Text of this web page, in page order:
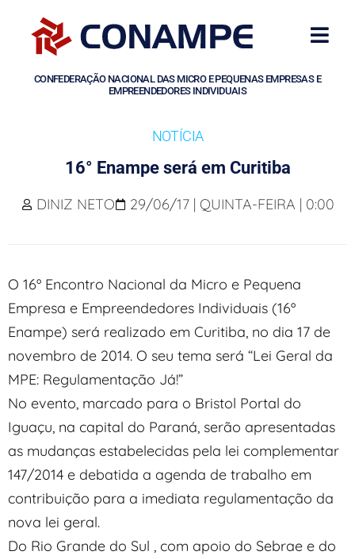
CONFEDERAÇÃO NACIONAL DAS MICRO E PEQUENAS EMPRESAS E
EMPREENDEDORES INDIVIDUAIS
NOTÍCIA
16° Enampe será em Curitiba
DINIZ NETO 29/06/17 | QUINTA-FEIRA | 0:00
O 16º Encontro Nacional da Micro e Pequena
Empresa e Empreendedores Individuais (16º
Enampe) será realizado em Curitiba, no dia 17 de
novembro de 2014. O seu tema será “Lei Geral da
MPE: Regulamentação Já!”
No evento, marcado para o Bristol Portal do
Iguaçu, na capital do Paraná, serão apresentadas
as mudanças estabelecidas pela lei complementar
147/2014 e debatida a agenda de trabalho em
contribuição para a imediata regulamentação da
nova lei geral.
Do Rio Grande do Sul , com apoio do Sebrae e do